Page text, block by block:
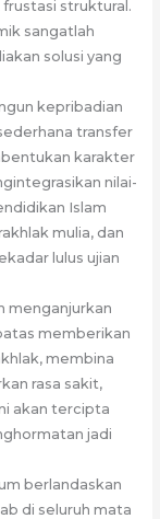
struktural.
sangatlah
solusi yang
kepribadian
transfer
karakter
nilai-
Islam
mulia, dan
lulus ujian
menganjurkan
memberikan
membina
rasa sakit,
akan tercipta
jadi
berlandaskan
di seluruh mata